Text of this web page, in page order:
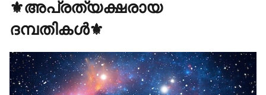
⚜️അപ്രത്യക്ഷരായ
ദമ്പതികൾ⚜️